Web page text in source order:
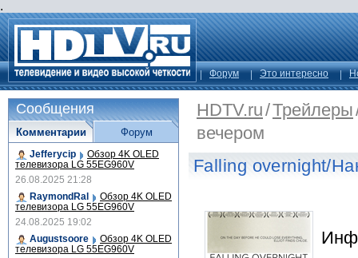
.
Форум Это интересно
HDTV.ru/Трейлеры
вечером
Falling overnight/
Сообщения
Комментарии
Jefferycip Обзор 4K OLED
телевизора LG 55EG960V
26.08.2025 21:28
RaymondRal
Обзор 4K OLED
телевизора LG 55EG960V
24.08.2025 19:02
Augustsoore
Обзор 4K OLED
телевизора LG 55EG960V
Форум